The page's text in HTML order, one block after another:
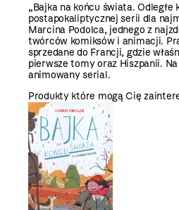
„Bajka na końcu świata.
postapokaliptycznej serii dla
Marcina Podolca, jednego z
twórców komiksów i animacji.
sprzedane do Francji, gdzie
pierwsze tomy oraz Hiszpanii.
animowany serial.
Produkty które mogą Cię